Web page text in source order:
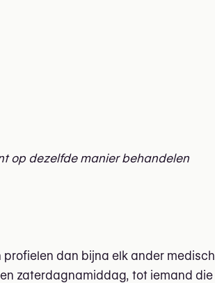
op dezelfde manier behandelen
dan bijna elk ander medisch
zaterdagnamiddag, tot iemand die